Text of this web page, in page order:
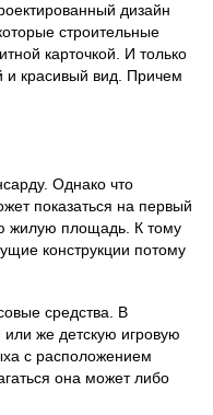
дизайн
строительные
карточкой. И только
и красивый вид. Причем
Однако что
показаться на первый
жилую площадь. К тому
конструкции потому
средства. В
же детскую игровую
с расположением
она может либо